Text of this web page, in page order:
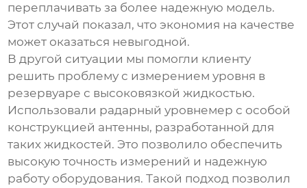
переплачивать за более надежную модель.
Этот случай показал, что экономия на качестве
может оказаться невыгодной.
В другой ситуации мы помогли клиенту
решить проблему с измерением уровня в
резервуаре с высоковязкой жидкостью.
Использовали радарный уровнемер с особой
конструкцией антенны, разработанной для
таких жидкостей. Это позволило обеспечить
высокую точность измерений и надежную
работу оборудования. Такой подход позволил